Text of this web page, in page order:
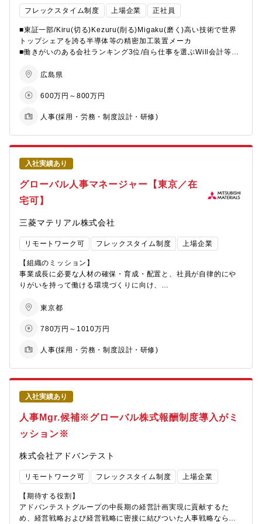
■中途入社の社員も多いため、比較的すぐに新しい組織文化に適応
■社内の風通しが良く、若い世代であっても自由に意見を言える環
境です。
【募集背景】
人材を資本と捉え、その価値を最大限に引き出し、中長期的な企
業価値の工場を目指す人的資本経営が求められているいま、同社
では、働き方の多様化と従業員の意識変化を大きな課題と考えて
おり、これらに対応するには人事制度の変革・枠組み見直しなど
多様な人材が集い、成長し活躍できる企業を目指すために、本求
す。
【組織の特徴】
環境です。
■業務に必要なスキルや知識を習得できる教育や研修が充実してい
ます。
■社内教育だけではなく、部内教育の実施もございますので積極的
に自己研鑽に励むことができます。
■個人の能力や性格などの「良い部分」に着目しつつ仕事を割り振
るので、高いモチベーションで仕事に取り組むことができます。
軽に話せる雰囲気の職場です。
■中途入社の社員も多いため、比較的すぐに新しい組織文化に適応
出来ます。
■社内の風通しが良く、若い世代であっても自由に意見を言える環
境です。
【キャリアパス】
1on1等でライフステージを確認させて頂いた上で将来的に複数の
拠点や人事関連部署を経験していただくことにより、人事のプロ
フェッショナルとしての活躍を期待いたします。
本社人事部：50名
■フレックス（コアタイム無）が柔軟に活用でき、在宅勤務も週1
スが実現可能です。
■出張は担当職務内容によりますが、年に6回程度です。
部内では人事担当向けの社内セミナーや外部研修の受講を推進し
また、福利厚生の一環としてUdemyによるWEB教育コンテンツな
どを取り入れております。
【募集背景】
人材を資本と捉え、その価値を最大限に引き出し、中長期的な企
では、働き方の多様化と従業員の意識変化を大きな課題と考えて
が必須と考えます。
人ではジェネラルにご活躍いただける人事担当を募集しておりま
■特定の分野に捉われずに、今まで培った知識を幅広く活用できる
■業務に必要なスキルや知識を習得できる教育や研修が充実してい
ます。
に自己研鑽に励むことができます。
るので、高いモチベーションで仕事に取り組むことができます。
■20代から60代まで幅広い年齢層ですが、年上、年下関係なく気
軽に話せる雰囲気の職場です。
■中途入社の社員も多いため、比較的すぐに新しい組織文化に適応
出来ます。
ションプランニングの実行
・評価・配置・育成の最適化（本部内の人材ポートフォリオを踏
まえた個別最適化）
・全社制度の事業本部内での運用品質担保（現場実態に合わせた
運用調整・浸透）
ーソンのリテンション等）への対応
■マネジメント業務
として自らも実務を担いながらチームを牽引）
事業ポートフォリオの転換とリレー事業への集中に伴い、リレー
採用・タレントマネジメント・育成・サクセッション・エンゲー
ジメント・制度改定といった人事企画機能の強化を同時に進める
必要があります。
そのため、全社の人事企画を推進する機能と、事業本部の成長を
プレイングマネージャーを募集します。
【働き方】
リモートワーク併用可（週2日程度）
・富士通グループにルーツを持つリレー専業メーカーとして「第
・売上比率7割が海外のグローバルな事業の本社人事として裁量を
・事業本部と深く連携しながら、AI・デジタル実装も含めた中期
【当社について】
ュールを提供する電子コンポーネントメーカーとして、「未来を
創る」ための製品設計・開発・販売を通してお客様から多くの信
頼をいただいております。
フレックスタイム制度 上場企業 正社員
■東証一部/Kiru(切る)Kezuru(削る)Migaku(磨く)高い技術で世界
トップシェアを誇る半導体等の精密加工装置メーカ
■働きがいのある会社ランキング3位/自ら仕事を選ぶWill会計等の
■半導体需要の高まりに伴い当社事業も6期連続連続最高益を更新
を計画しております。その中で、新卒採用・中途採用メンバーを
役職者クラスとの交渉調整などまで担って頂きます。
■「スピーディに仕事をこなす」「役職者にもひるまず交渉ができ
る」「変化が早い環境で成長したい」「未経験から人事に挑戦し
きたい」などの想い、志向をお持ちの方には最適な環境と考えて
おります。
■現在、広島2拠点での採用担当は2名。現場部門との要件調整や面
接対応、日程調整、説明会運営などを担当。出張も多くこなして
広島総務部への配属となります。
【働きがいランキング3位。世界トップシェアの精密加工装置メー
足」
します。
広島県
600万円～800万円
人事(採用・労務・制度設計・研修)
入社実績あり
グローバル人事マネージャー【東京／在
宅可】
三菱マテリアル株式会社
リモートワーク可 フレックスタイム制度 上場企業
【組織のミッション】
事業成長に必要な人材の確保・育成・配置と、社員が自律的にや
りがいを持って働ける環境づくりに向け、
し、グループワイドでの人と組織の成長に貢献する。
【業務内容】
メント関連、グローバル人材マネジメント関連業務に関する企
・エンゲージメント関連業務（同上）：20％
【将来的にお任せしたい業務】
ゆくゆくは、グローバル人事戦略関連業務におけるマネジメント
全般を担っていただきたいと考えています。
後のキャリアプランに合わせて国内・海外転勤の可能性もありま
す。
【組織構成】
・グローバル人事部全体：30名
東京都
780万円～1010万円
人事(採用・労務・制度設計・研修)
入社実績あり
人事Mgr.候補※グローバル株式報酬制度導入がミ
ッション※
株式会社アドバンテスト
リモートワーク可 フレックスタイム制度 上場企業
【期待する役割】
アドバンテストグループの中長期の経営計画実現に貢献するた
め、経営戦略および経営戦略に密接に結びついた人事戦略ならび